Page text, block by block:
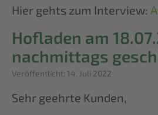
Hier gehts zum Interview:
Hofladen am
nachmittags
Details
Veröffentlicht: 14. Juli 2022
Sehr geehrte Kunden,